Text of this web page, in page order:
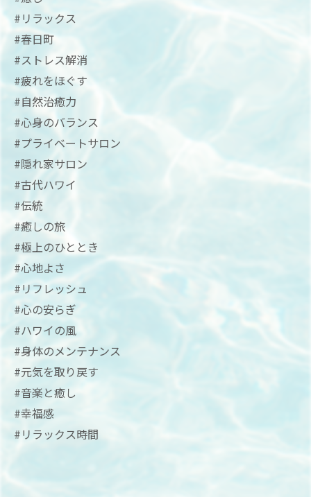
#リラックス
#春日町
#ストレス解消
#疲れをほぐす
#自然治癒力
#心身のバランス
#プライベートサロン
#隠れ家サロン
#古代ハワイ
#伝統
#癒しの旅
#極上のひととき
#心地よさ
#リフレッシュ
#心の安らぎ
#ハワイの風
#身体のメンテナンス
#元気を取り戻す
#音楽と癒し
#幸福感
#リラックス時間